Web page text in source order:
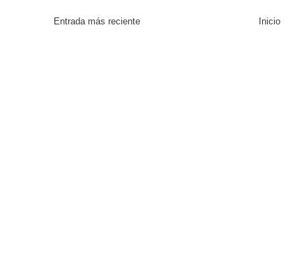
Entrada más reciente Inicio